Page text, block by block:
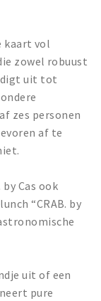
kaart vol
zowel robuust
uit tot
zes personen
af te
Cas ook
“CRAB. by
uit of een
pure